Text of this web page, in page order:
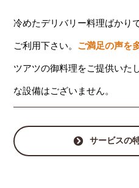
冷めたデリバリー料理ばかり
ご利用下さい。 ご満足の声を
ツアツの御料理をご提供い
な設備はございません。
サービスの